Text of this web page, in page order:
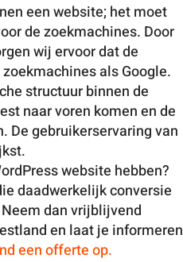
een website; het moet
de zoekmachines. Door
wij ervoor dat de
als Google.
structuur binnen de
naar voren komen en de
De gebruikerservaring van
website hebben?
daadwerkelijk conversie
dan vrijblijvend
en laat je informeren
een offerte op.